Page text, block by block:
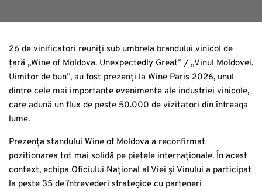
26 de vinificatori reuniți sub umbrela brandului vinicol de
țară „Wine of Moldova. Unexpectedly Great” / „Vinul Moldovei.
Uimitor de bun”, au fost prezenți la Wine Paris 2026, unul
dintre cele mai importante evenimente ale industriei vinicole,
care adună un flux de peste 50.000 de vizitatori din întreaga
lume.
Prezența standului Wine of Moldova a reconfirmat
poziționarea tot mai solidă pe piețele internaționale. În acest
context, echipa Oficiului Național al Viei și Vinului a participat
la peste 35 de întrevederi strategice cu parteneri